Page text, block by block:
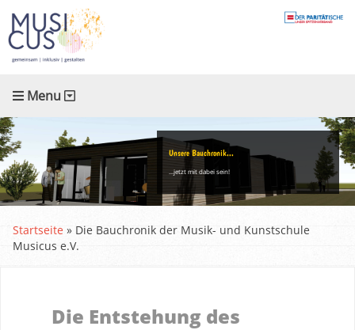
Menu
Unsere Bauchronik...
...jetzt mit dabei sein!
Startseite » Die Bauchronik der Musik- und Kunstschule
Musicus e.V.
Die Entstehung des